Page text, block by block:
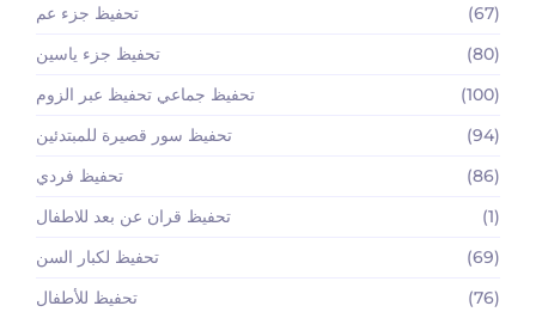
تحفيظ جزء عم
(67)
تحفيظ جزء ياسين
(80)
تحفيظ جماعي تحفيظ عبر الزوم
(100)
تحفيظ سور قصيرة للمبتدئين
(94)
تحفيظ فردي
(86)
تحفيظ قران عن بعد للاطفال
(1)
تحفيظ لكبار السن
(69)
تحفيظ للأطفال
(76)